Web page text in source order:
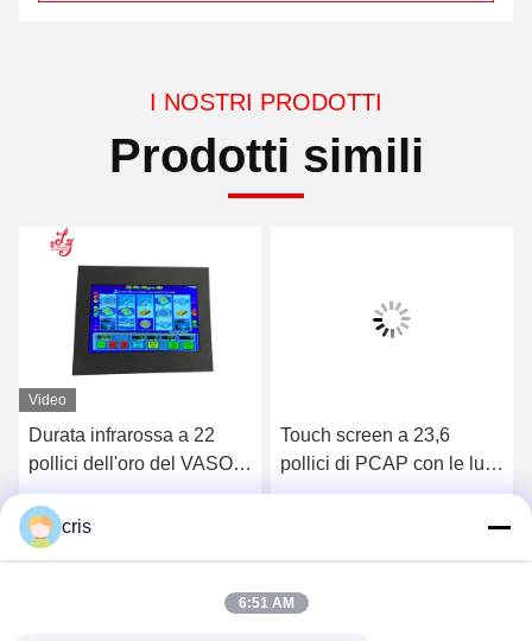
I NOSTRI PRODOTTI
Prodotti simili
Video
Durata infrarossa a 22
pollici dell'oro del VASO O
del touch screen di lusso
Ottenga il migliore prezzo
Touch screen a 23,6
pollici di PCAP con le luci
del LED per i giochi di
Ottenga il migliore prezzo
cris
6:51 AM